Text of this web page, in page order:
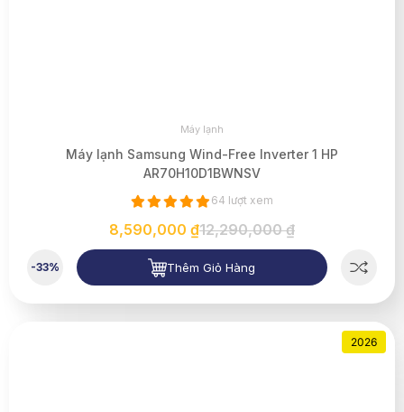
Máy lạnh
Máy lạnh Samsung Wind-Free Inverter 1 HP
AR70H10D1BWNSV
64 lượt xem
8,590,000 ₫12,290,000 ₫
-33% Thêm Giỏ Hàng
2026